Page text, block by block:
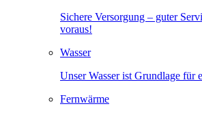
Sichere Versorgung – guter
voraus!
Wasser
Unser Wasser ist Grundlage für
Fernwärme